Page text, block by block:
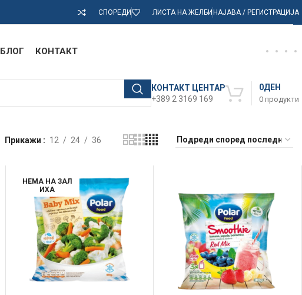
СПОРЕДИ ЛИСТА НА ЖЕЛБИНАЈАВА / РЕГИСТРАЦИЈА
БЛОГ КОНТАКТ
КОНТАКТ ЦЕНТАР
+389 2 3169 169
0 продукти
0ДЕН
Прикажи 12 24 36
НЕМА НА ЗАЛ
ИХА